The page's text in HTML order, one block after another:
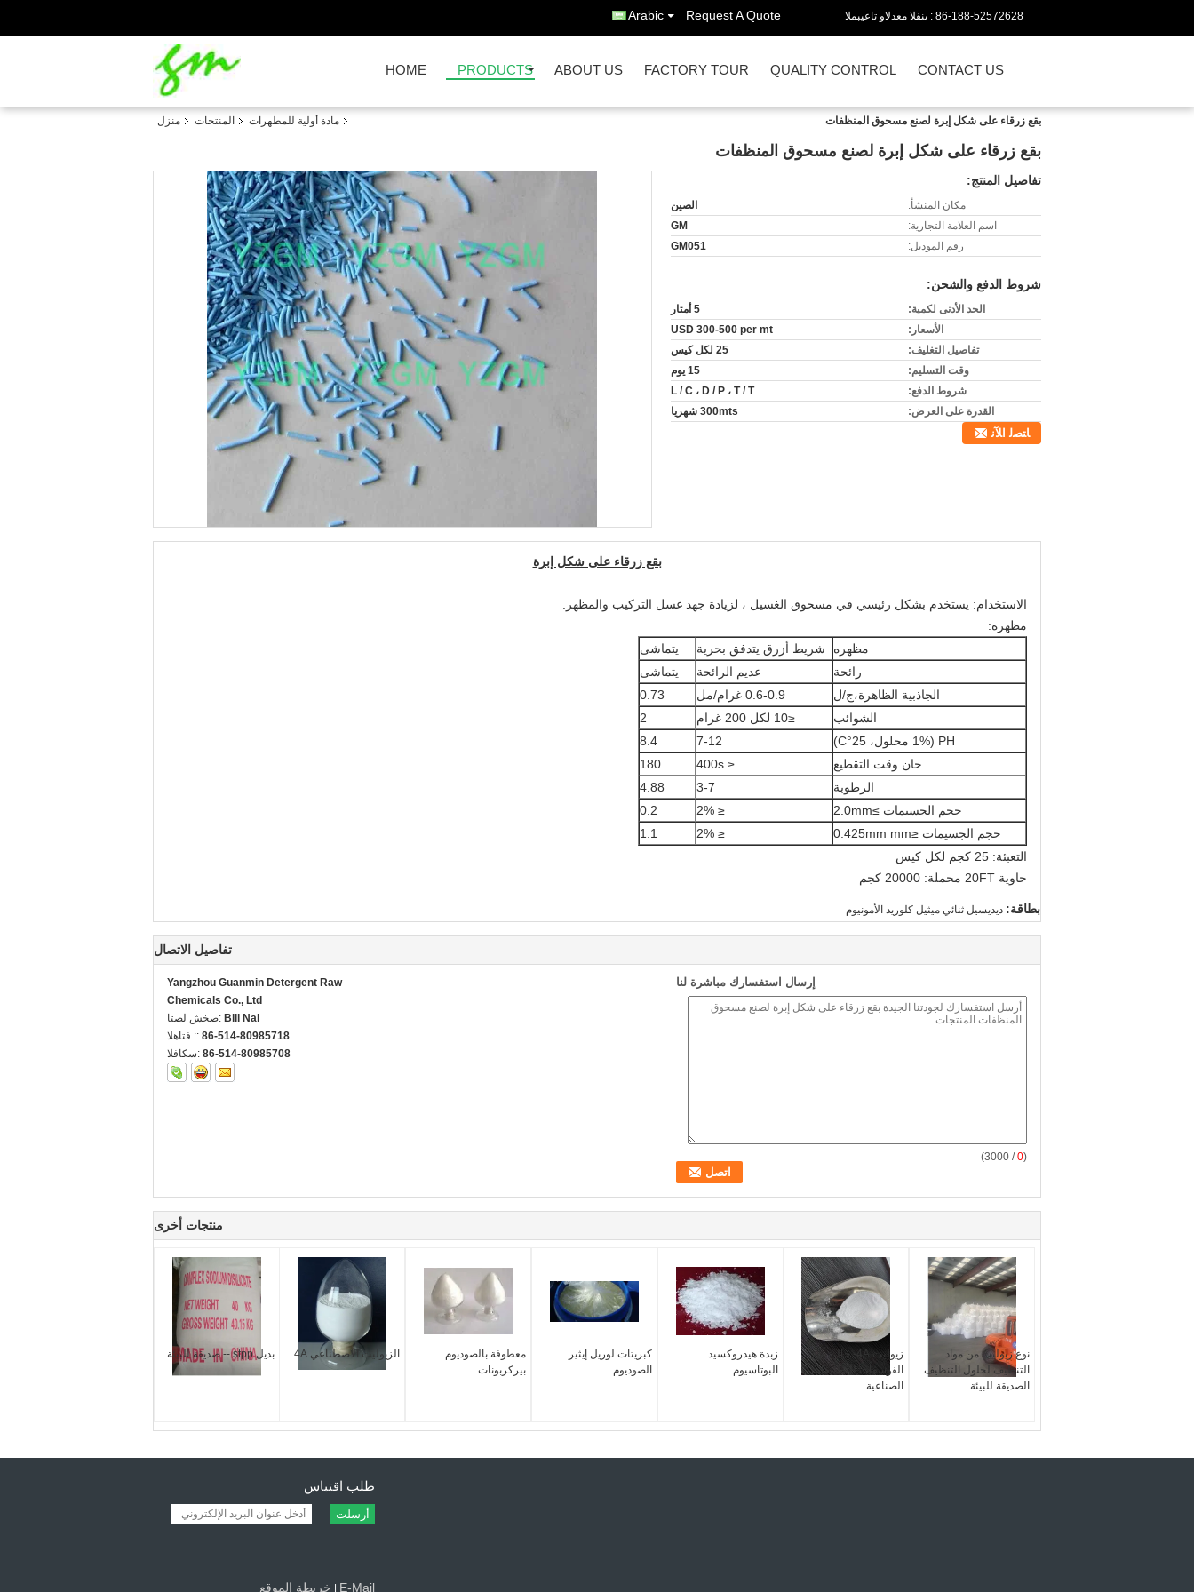
المبيعات والدعم الفنى : 86-188-52572628
Request A Quote
Arabic
HOME PRODUCTS ABOUT US FACTORY TOUR QUALITY CONTROL CONTACT US
منزل المنتجات مادة أولية للمطهرات بقع زرقاء على شكل إبرة لصنع مسحوق المنظفات
بقع زرقاء على شكل إبرة لصنع مسحوق المنظفات
تفاصيل المنتج:
مكان المنشأ:
الصين
اسم العلامة التجارية:
GM
رقم الموديل:
GM051
شروط الدفع والشحن:
الحد الأدنى لكمية:
5 أمتار
الأسعار:
USD 300-500 per mt
تفاصيل التغليف:
25 لكل كيس
وقت التسليم:
15 يوم
شروط الدفع:
L / C ، D / P ، T / T
القدرة على العرض:
300mts شهريا
ﺎﺘﺼﻟ ﺍﻶﻧ
بقع زرقاء على شكل إبرة
الاستخدام: يستخدم بشكل رئيسي في مسحوق الغسيل ، لزيادة جهد غسل التركيب والمظهر.
مظهره:
مظهره
شريط أزرق يتدفق بحرية
يتماشى
رائحة
عديم الرائحة
يتماشى
الجاذبية الظاهرة،ج/ل
0.6-0.9 غرام/مل
0.73
الشوائب
≤10 لكل 200 غرام
2
PH (1% محلول، 25°C)
7-12
8.4
حان وقت التقطيع
≤ 400s
180
الرطوبة
3-7
4.88
حجم الجسيمات ≥2.0mm
≤ 2%
0.2
حجم الجسيمات ≤0.425mm mm
≤ 2%
1.1
التعبئة: 25 كجم لكل كيس
حاوية 20FT محملة: 20000 كجم
بطاقة: ديديسيل ثنائي ميثيل كلوريد الأمونيوم
تفاصيل الاتصال
Yangzhou Guanmin Detergent Raw
Chemicals Co., Ltd
اتصل شخص: Bill Nai
الهاتف :: 86-514-80985718
الفاكس: 86-514-80985708
إرسال استفسارك مباشرة لنا
(
0
/ 3000)
منتجات أخرى
بديل stpp -- صديقة للبيئة الزيوليت الاصطناعي 4A
معطوفة بالصوديوم
بيركربونات
كبريتات لوريل إيثير
الصوديوم
زبدة هيدروكسيد
البوتاسيوم
زيوليت 4A- خالية من
الفوسفات للتطبيقات
الصناعية
نوع زيوليت من مواد
التنظيف لحلول التنظيف
الصديقة للبيئة
طلب اقتباس
أرسلت
E-Mail خريطة الموقع